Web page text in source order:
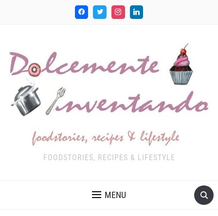
FOODSTORIES, RECIPES & LIFESTYLE
MENU